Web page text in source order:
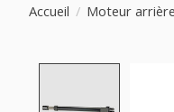
Accueil / Moteur